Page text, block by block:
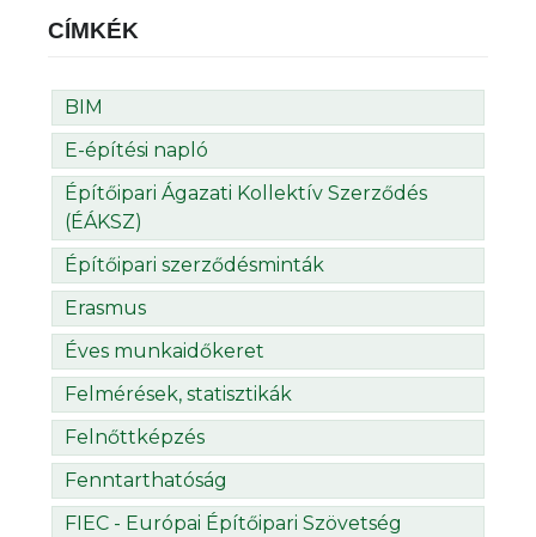
CÍMKÉK
BIM
E-építési napló
Építőipari Ágazati Kollektív Szerződés
(ÉÁKSZ)
Építőipari szerződésminták
Erasmus
Éves munkaidőkeret
Felmérések, statisztikák
Felnőttképzés
Fenntarthatóság
FIEC - Európai Építőipari Szövetség